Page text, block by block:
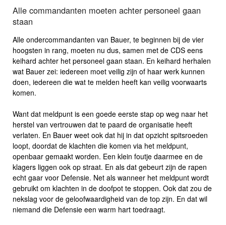
Alle commandanten moeten achter personeel gaan
staan
Alle ondercommandanten van Bauer, te beginnen bij de vier
hoogsten in rang, moeten nu dus, samen met de CDS eens
keihard achter het personeel gaan staan. En keihard herhalen
wat Bauer zei: iedereen moet veilig zijn of haar werk kunnen
doen, iedereen die wat te melden heeft kan veilig voorwaarts
komen.
Want dat meldpunt is een goede eerste stap op weg naar het
herstel van vertrouwen dat te paard de organisatie heeft
verlaten. En Bauer weet ook dat hij in dat opzicht spitsroeden
loopt, doordat de klachten die komen via het meldpunt,
openbaar gemaakt worden. Een klein foutje daarmee en de
klagers liggen ook op straat. En als dat gebeurt zijn de rapen
echt gaar voor Defensie. Net als wanneer het meldpunt wordt
gebruikt om klachten in de doofpot te stoppen. Ook dat zou de
nekslag voor de geloofwaardigheid van de top zijn. En dat wil
niemand die Defensie een warm hart toedraagt.